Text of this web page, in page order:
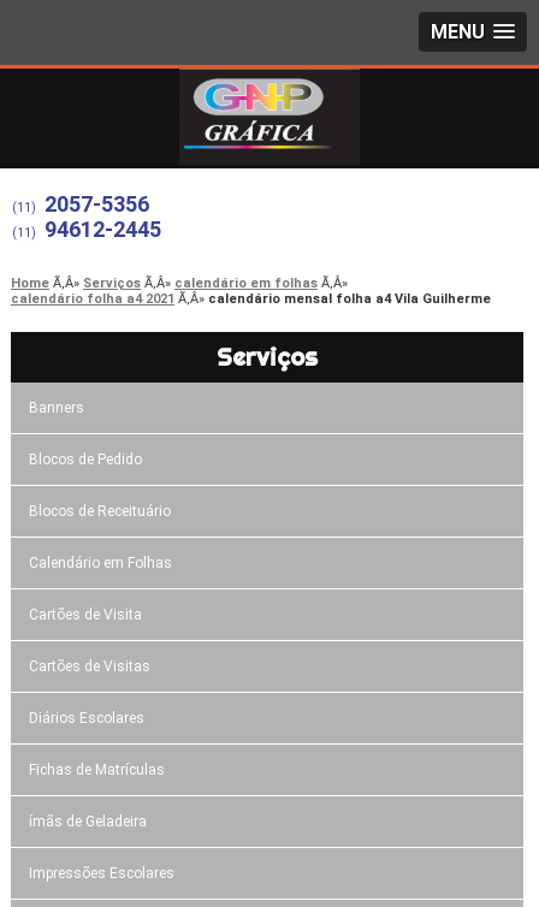
MENU
(11) 2057-5356
(11) 94612-2445
Home Serviços
calendário em folhas
calendário folha a4 2021
calendário mensal folha a4 Vila Guilherme
Serviços
Banners
Blocos de Pedido
Blocos de Receituário
Calendário em Folhas
Cartões de Visita
Cartões de Visitas
Diários Escolares
Fichas de Matrículas
ímãs de Geladeira
Impressões Escolares